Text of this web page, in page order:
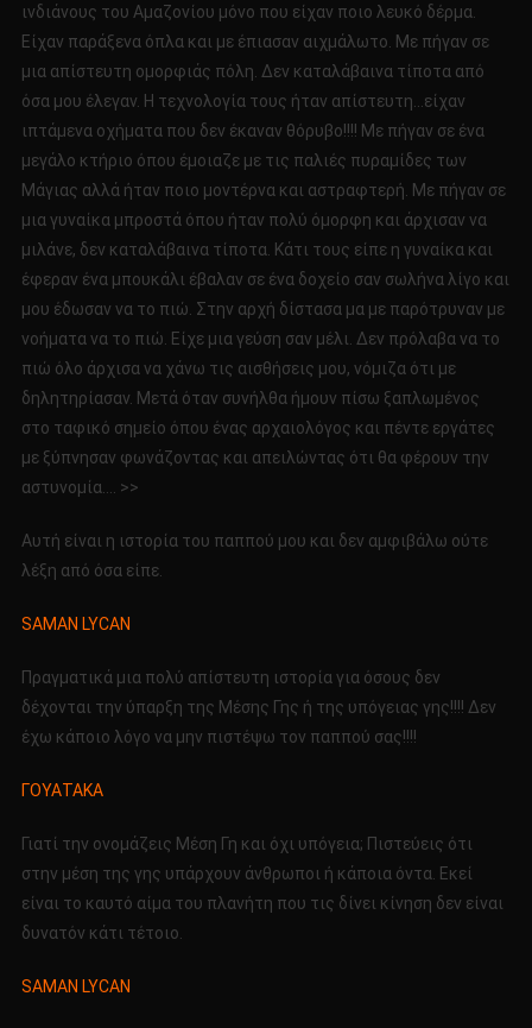
ινδιάνους του Αμαζονίου μόνο που είχαν ποιο λευκό δέρμα.
Είχαν παράξενα όπλα και με έπιασαν αιχμάλωτο. Με πήγαν σε
μια απίστευτη ομορφιάς πόλη. Δεν καταλάβαινα τίποτα από
όσα μου έλεγαν. Η τεχνολογία τους ήταν απίστευτη…είχαν
ιπτάμενα οχήματα που δεν έκαναν θόρυβο!!!! Με πήγαν σε ένα
μεγάλο κτήριο όπου έμοιαζε με τις παλιές πυραμίδες των
Μάγιας αλλά ήταν ποιο μοντέρνα και αστραφτερή. Με πήγαν σε
μια γυναίκα μπροστά όπου ήταν πολύ όμορφη και άρχισαν να
μιλάνε, δεν καταλάβαινα τίποτα. Κάτι τους είπε η γυναίκα και
έφεραν ένα μπουκάλι έβαλαν σε ένα δοχείο σαν σωλήνα λίγο και
μου έδωσαν να το πιώ. Στην αρχή δίστασα μα με παρότρυναν με
νοήματα να το πιώ. Είχε μια γεύση σαν μέλι. Δεν πρόλαβα να το
πιώ όλο άρχισα να χάνω τις αισθήσεις μου, νόμιζα ότι με
δηλητηρίασαν. Μετά όταν συνήλθα ήμουν πίσω ξαπλωμένος
στο ταφικό σημείο όπου ένας αρχαιολόγος και πέντε εργάτες
με ξύπνησαν φωνάζοντας και απειλώντας ότι θα φέρουν την
αστυνομία…. >>
Αυτή είναι η ιστορία του παππού μου και δεν αμφιβάλω ούτε
λέξη από όσα είπε.
SAMAN LYCAN
Πραγματικά μια πολύ απίστευτη ιστορία για όσους δεν
δέχονται την ύπαρξη της Μέσης Γης ή της υπόγειας γης!!!! Δεν
έχω κάποιο λόγο να μην πιστέψω τον παππού σας!!!!
ΓΟΥΑΤΑΚΑ
Γιατί την ονομάζεις Μέση Γη και όχι υπόγεια; Πιστεύεις ότι
στην μέση της γης υπάρχουν άνθρωποι ή κάποια όντα. Εκεί
είναι το καυτό αίμα του πλανήτη που τις δίνει κίνηση δεν είναι
δυνατόν κάτι τέτοιο.
SAMAN LYCAN